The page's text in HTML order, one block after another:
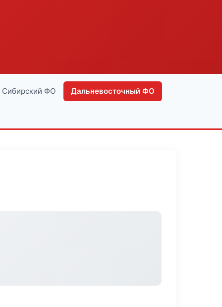
Сибирский ФО Дальневосточный ФО